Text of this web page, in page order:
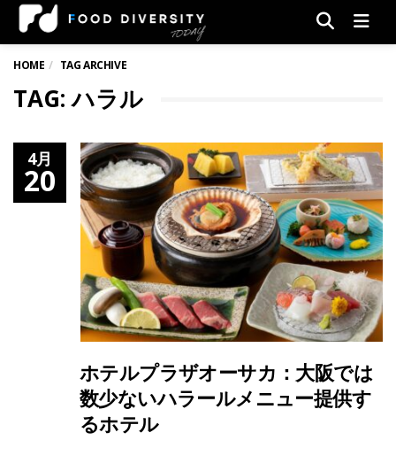
HOME TAG ARCHIVE
TAG: ハラル
4月
20
ホテルプラザオーサカ：大阪では
数少ないハラールメニュー提供す
るホテル